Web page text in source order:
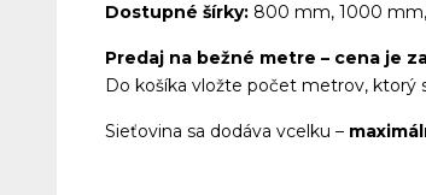
Dostupné šírky: 800 mm, 1000
Predaj na bežné metre – cena je
Do košíka vložte počet metrov, ktorý
Sieťovina sa dodáva vcelku –